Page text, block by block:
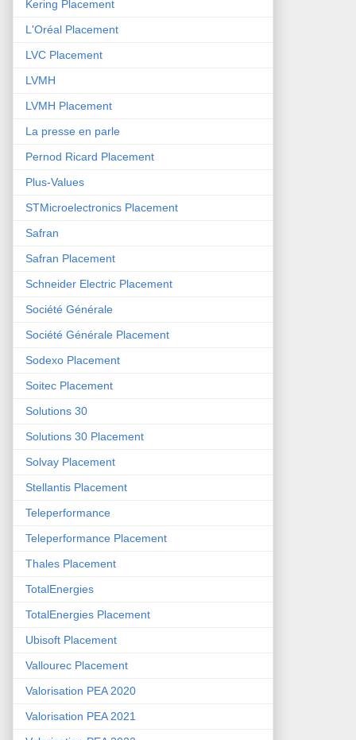
Kering Placement
L'Oréal Placement
LVC Placement
LVMH
LVMH Placement
La presse en parle
Pernod Ricard Placement
Plus-Values
STMicroelectronics Placement
Safran
Safran Placement
Schneider Electric Placement
Société Générale
Société Générale Placement
Sodexo Placement
Soitec Placement
Solutions 30
Solutions 30 Placement
Solvay Placement
Stellantis Placement
Teleperformance
Teleperformance Placement
Thales Placement
TotalEnergies
TotalEnergies Placement
Ubisoft Placement
Vallourec Placement
Valorisation PEA 2020
Valorisation PEA 2021